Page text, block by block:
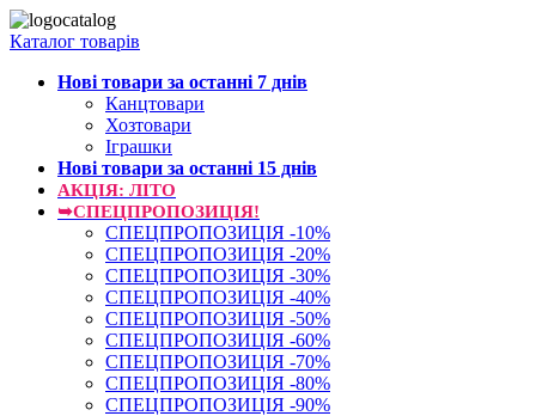
Каталог товарів
Нові товари за останнi 7 днiв
Канцтовари
Хозтовари
Іграшки
Нові товари за останнi 15 днiв
АКЦІЯ: ЛІТО
➥СПЕЦПРОПОЗИЦІЯ!
СПЕЦПРОПОЗИЦІЯ -10%
СПЕЦПРОПОЗИЦІЯ -20%
СПЕЦПРОПОЗИЦІЯ -30%
СПЕЦПРОПОЗИЦІЯ -40%
СПЕЦПРОПОЗИЦІЯ -50%
СПЕЦПРОПОЗИЦІЯ -60%
СПЕЦПРОПОЗИЦІЯ -70%
СПЕЦПРОПОЗИЦІЯ -80%
СПЕЦПРОПОЗИЦІЯ -90%